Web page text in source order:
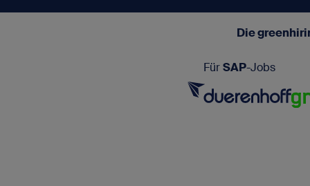
Die
FürSAP-Jobs